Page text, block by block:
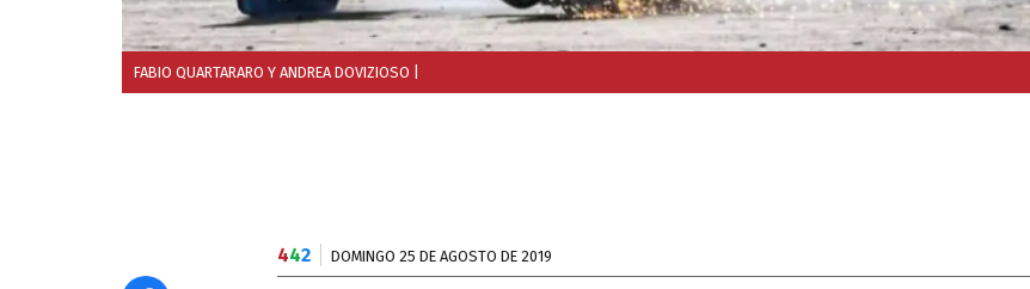
FABIO QUARTARARO Y ANDREA DOVIZIOSO
442 DOMINGO 25 DE AGOSTO DE 2019